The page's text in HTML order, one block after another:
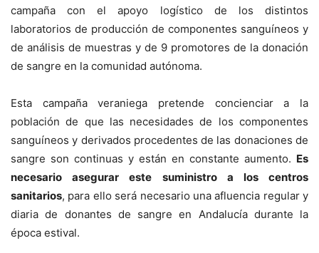
campaña con el apoyo logístico de los distintos
laboratorios de producción de componentes sanguíneos y
de análisis de muestras y de 9 promotores de la donación
de sangre en la comunidad autónoma.
Esta campaña veraniega pretende concienciar a la
población de que las necesidades de los componentes
sanguíneos y derivados procedentes de las donaciones de
sangre son continuas y están en constante aumento. Es
necesario asegurar este suministro a los centros
sanitarios, para ello será necesario una afluencia regular y
diaria de donantes de sangre en Andalucía durante la
época estival.